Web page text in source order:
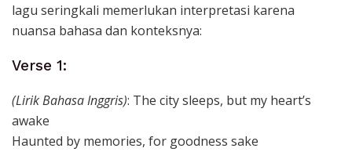
lagu seringkali memerlukan interpretasi karena
nuansa bahasa dan konteksnya:
Verse 1:
(Lirik Bahasa Inggris): The city sleeps, but my heart’s
awake
Haunted by memories, for goodness sake